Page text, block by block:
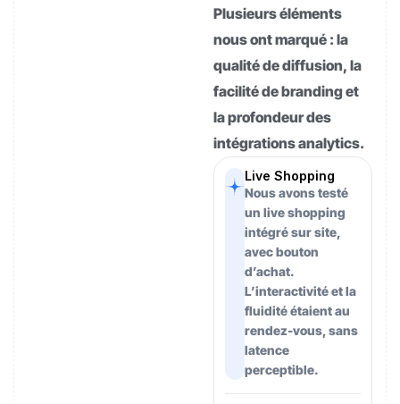
Plusieurs éléments
nous ont marqué : la
qualité de diffusion, la
facilité de branding et
la profondeur des
intégrations analytics.
Live Shopping
Nous avons testé
un live shopping
intégré sur site,
avec bouton
d’achat.
L’interactivité et la
fluidité étaient au
rendez-vous, sans
latence
perceptible.